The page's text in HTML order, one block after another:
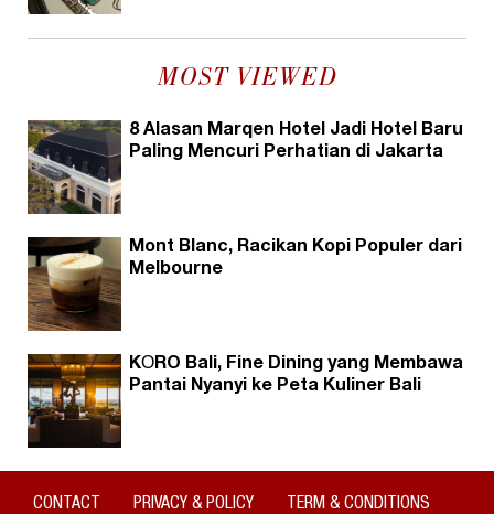
MOST VIEWED
8 Alasan Marqen Hotel Jadi Hotel Baru
Paling Mencuri Perhatian di Jakarta
Mont Blanc, Racikan Kopi Populer dari
Melbourne
KŌRO Bali, Fine Dining yang Membawa
Pantai Nyanyi ke Peta Kuliner Bali
CONTACT PRIVACY & POLICY TERM & CONDITIONS